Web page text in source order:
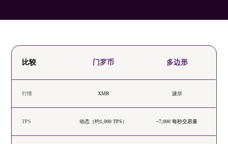
比较 门罗币 多边形
行情 XMR 波尔
TPS 动态（约1,000 TPS） ~7,000 每秒交易量